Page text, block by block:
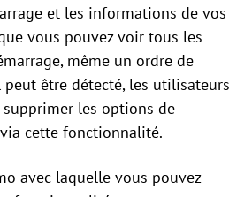
et les informations de vos
vous pouvez voir tous les
même un ordre de
être détecté, les utilisateurs
les options de
cette fonctionnalité.
avec laquelle vous pouvez